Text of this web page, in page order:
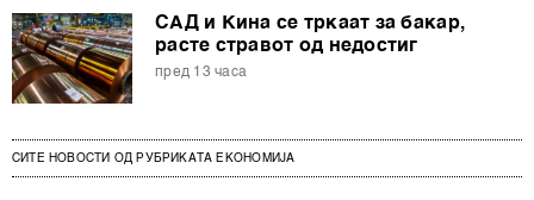
САД и Кина се тркаат за бакар,
расте стравот од недостиг
пред 13 часа
СИТЕ НОВОСТИ ОД РУБРИКАТА ЕКОНОМИЈА